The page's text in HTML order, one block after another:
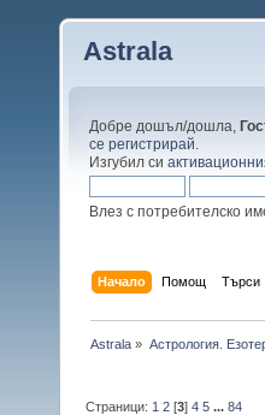
Astrala
Добре дошъл/дошла,
се регистрирай
Изгубил си
Влез с потребителско
Начало Помощ Търси
Astrala » Астрология.
Страници: 1 2 [3]4 5 ...84